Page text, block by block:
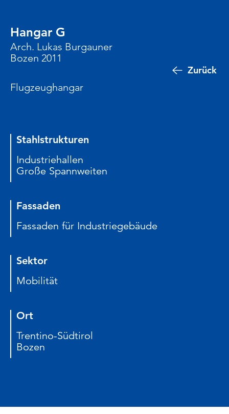
Zurück
Hangar G
Arch. Lukas Burgauner
Bozen 2011
Flugzeughangar
Stahlstrukturen
Industriehallen
Große Spannweiten
Fassaden
Fassaden für Industriegebäude
Sektor
Mobilität
Ort
Trentino-Südtirol
Bozen